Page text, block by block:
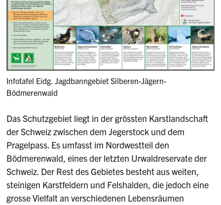
Infotafel Eidg. Jagdbanngebiet Silberen-Jägern-
Bödmerenwald
Das Schutzgebiet liegt in der grössten Karstlandschaft
der Schweiz zwischen dem Jegerstock und dem
Pragelpass. Es umfasst im Nordwestteil den
Bödmerenwald, eines der letzten Urwaldreservate der
Schweiz. Der Rest des Gebietes besteht aus weiten,
steinigen Karstfeldern und Felshalden, die jedoch eine
grosse Vielfalt an verschiedenen Lebensräumen